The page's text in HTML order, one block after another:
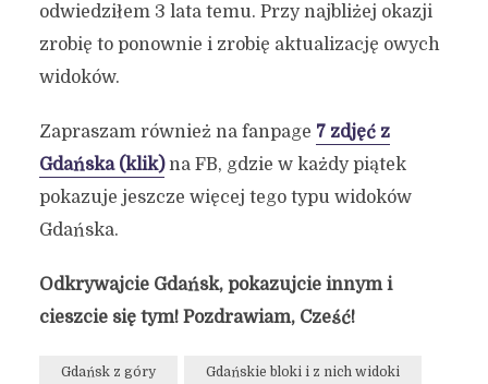
odwiedziłem 3 lata temu. Przy najbliżej okazji
zrobię to ponownie i zrobię aktualizację owych
widoków.
Zapraszam również na fanpage 7 zdjęć z
Gdańska (klik)na FB, gdzie w każdy piątek
pokazuje jeszcze więcej tego typu widoków
Gdańska.
Odkrywajcie Gdańsk, pokazujcie innym i
cieszcie się tym! Pozdrawiam, Cześć!
Gdańsk z góry Gdańskie bloki i z nich widoki